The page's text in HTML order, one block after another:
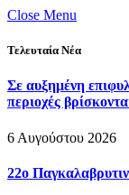
Close Menu
Τελευταία Νέα
Σε αυξημένη
περιοχές
6 Αυγούστου 2026
22ο